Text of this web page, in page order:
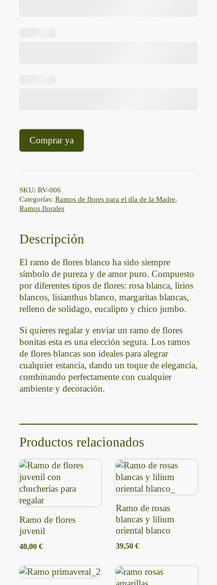
Comprar ya
SKU: RV-006
Categorías: Ramos de flores para el día de la Madre,
Ramos florales
Descripción
El ramo de flores blanco ha sido siempre
símbolo de pureza y de amor puro. Compuesto
por diferentes tipos de flores: rosa blanca, lirios
blancos, lisianthus blanco, margaritas blancas,
relleno de solidago, eucalipto y chico jumbo.
Si quieres regalar y enviar un ramo de flores
bonitas esta es una elección segura. Los ramos
de flores blancas son ideales para alegrar
cualquier estancia, dando un toque de elegancia,
combinando perfectamente con cualquier
ambiente y decoración.
Productos relacionados
Ramo de flores
juvenil
40,00 €
Ramo de rosas
blancas y lilium
oriental blanco
39,50 €